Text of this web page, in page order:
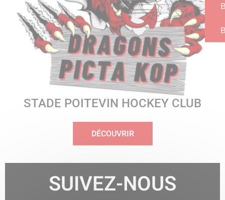
STADE POITEVIN HOCKEY CLUB
DÉCOUVRIR
SUIVEZ-NOUS